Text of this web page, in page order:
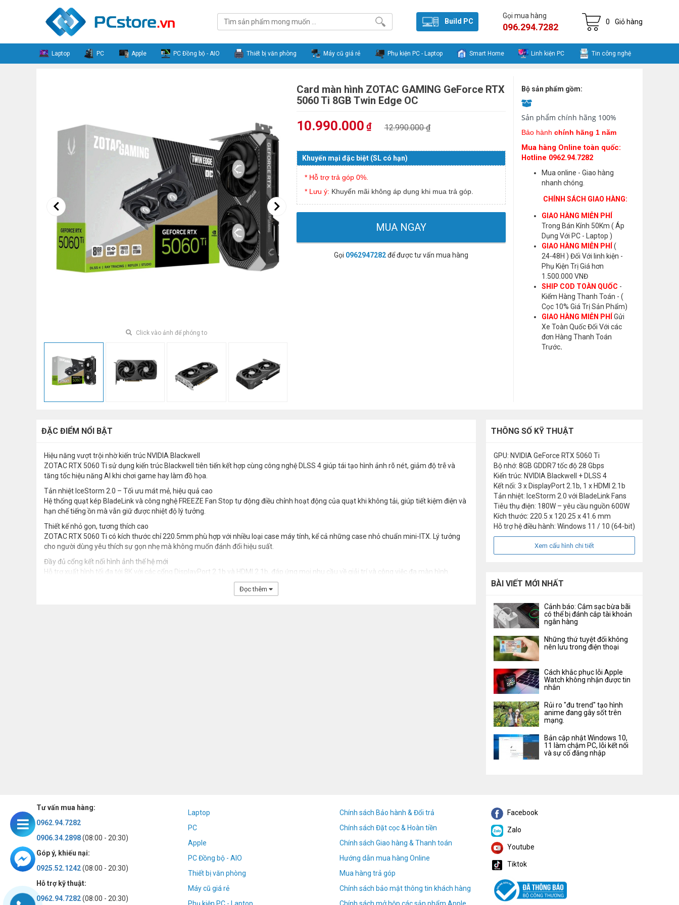
Build PC
Gọi mua hàng
096.294.7282 0 Giỏ hàng
Laptop PC Apple PC Đồng bộ - AIO Thiết bị văn phòng Máy cũ giá rẻ Phụ kiện PC - Laptop Smart Home Linh kiện PC Tin công nghệ
Click vào ảnh để phóng to
Card màn hình ZOTAC GAMING GeForce RTX
5060 Ti 8GB Twin Edge OC
10.990.000 ₫ 12.990.000 ₫
Khuyến mại đặc biệt (SL có hạn)
* Hỗ trợ trả góp 0%.
* Lưu ý: Khuyến mãi không áp dụng khi mua trả góp.
MUA NGAY
Gọi 0962947282để được tư vấn mua hàng
Bộ sản phẩm gồm:
Sản phẩm chính hãng 100%
Bảo hành chính hãng 1 năm
Mua hàng Online toàn quốc:
Hotline 0962.94.7282
Mua online - Giao hàng
nhanh chóng.
CHÍNH SÁCH GIAO HÀNG:
GIAO HÀNG MIỄN PHÍ
Trong Bán Kính 50Km ( Áp
Dụng Với PC - Laptop )
GIAO HÀNG MIỄN PHÍ
(
24-48H ) Đối Với linh kiện -
Phụ Kiện Trị Giá hơn
1.500.000 VNĐ
SHIP COD TOÀN QUỐC -
Kiểm Hàng Thanh Toán - (
Cọc 10% Giá Trị Sản Phẩm)
GIAO HÀNG MIỄN PHÍ
Gửi
Xe Toàn Quốc Đối Với các
đơn Hàng Thanh Toán
Trước.
ĐẶC ĐIỂM NỔI BẬT
Hiệu năng vượt trội nhờ kiến trúc NVIDIA Blackwell
ZOTAC RTX 5060 Ti sử dụng kiến trúc Blackwell tiên tiến kết hợp cùng công nghệ DLSS 4 giúp tái tạo hình ảnh rõ nét, giảm độ trễ và
tăng tốc hiệu năng AI khi chơi game hay làm đồ họa.
Tản nhiệt IceStorm 2.0 – Tối ưu mát mẻ, hiệu quả cao
Hệ thống quạt kép BladeLink và công nghệ FREEZE Fan Stop tự động điều chỉnh hoạt động của quạt khi không tải, giúp tiết kiệm điện và
hạn chế tiếng ồn mà vẫn giữ được nhiệt độ lý tưởng.
Thiết kế nhỏ gọn, tương thích cao
ZOTAC RTX 5060 Ti có kích thước chỉ 220.5mm phù hợp với nhiều loại case máy tính, kể cả những case nhỏ chuẩn mini-ITX. Lý tưởng
cho người dùng yêu thích sự gọn nhẹ mà không muốn đánh đổi hiệu suất.
Đầy đủ cổng kết nối hình ảnh thế hệ mới
Hỗ trợ xuất hình tối đa tới 8K với các cổng DisplayPort 2.1b và HDMI 2.1b, đáp ứng mọi nhu cầu về giải trí và công việc đa màn hình.
Đọc thêm
THÔNG SỐ KỸ THUẬT
GPU: NVIDIA GeForce RTX 5060 Ti
Bộ nhớ: 8GB GDDR7 tốc độ 28 Gbps
Kiến trúc: NVIDIA Blackwell + DLSS 4
Kết nối: 3 x DisplayPort 2.1b, 1 x HDMI 2.1b
Tản nhiệt: IceStorm 2.0 với BladeLink Fans
Tiêu thụ điện: 180W – yêu cầu nguồn 600W
Kích thước: 220.5 x 120.25 x 41.6 mm
Hỗ trợ hệ điều hành: Windows 11 / 10 (64-bit)
Xem cấu hình chi tiết
BÀI VIẾT MỚI NHẤT
Cảnh báo: Cắm sạc bừa bãi
có thể bị đánh cắp tài khoản
ngân hàng
Những thứ tuyệt đối không
nên lưu trong điện thoại
Cách khắc phục lỗi Apple
Watch không nhận được tin
nhắn
Rủi ro "đu trend" tạo hình
anime đang gây sốt trên
mạng.
Bản cập nhật Windows 10,
11 làm chậm PC, lỗi kết nối
và sự cố đăng nhập
Tư vấn mua hàng:
0962.94.7282
0906.34.2898(08:00 - 20:30)
Góp ý, khiếu nại:
0925.52.1242(08:00 - 20:30)
Hỗ trợ kỹ thuật:
0962.94.7282(08:00 - 20:30)
Laptop
PC
Apple
PC Đồng bộ - AIO
Thiết bị văn phòng
Máy cũ giá rẻ
Phụ kiện PC - Laptop
Chính sách Bảo hành & Đổi trả
Chính sách Đặt cọc & Hoàn tiền
Chính sách Giao hàng & Thanh toán
Hướng dẫn mua hàng Online
Mua hàng trả góp
Chính sách bảo mật thông tin khách hàng
Chính sách mở hộp các sản phẩm Apple
Facebook
Zalo
Youtube
Tiktok